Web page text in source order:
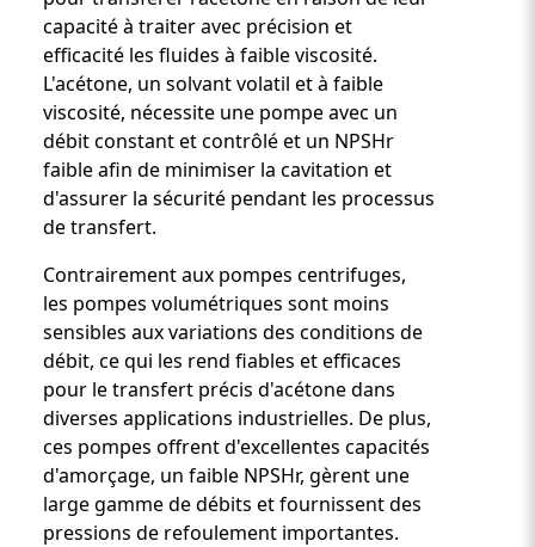
Custom Content One
capacité à traiter avec précision et
efficacité les fluides à faible viscosité.
L'acétone, un solvant volatil et à faible
viscosité, nécessite une pompe avec un
débit constant et contrôlé et un NPSHr
faible afin de minimiser la cavitation et
d'assurer la sécurité pendant les processus
de transfert.
Contrairement aux pompes centrifuges,
les pompes volumétriques sont moins
sensibles aux variations des conditions de
débit, ce qui les rend fiables et efficaces
pour le transfert précis d'acétone dans
diverses applications industrielles. De plus,
ces pompes offrent d'excellentes capacités
d'amorçage, un faible NPSHr, gèrent une
large gamme de débits et fournissent des
pressions de refoulement importantes.